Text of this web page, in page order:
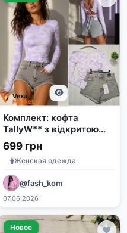
Комплект: кофта
TallyW** з відкритою
спиною та джинсові
шорти Bersh*** розмір
XS
699 грн
Женская одежда
@fash_kom
07.06.2026
Новое